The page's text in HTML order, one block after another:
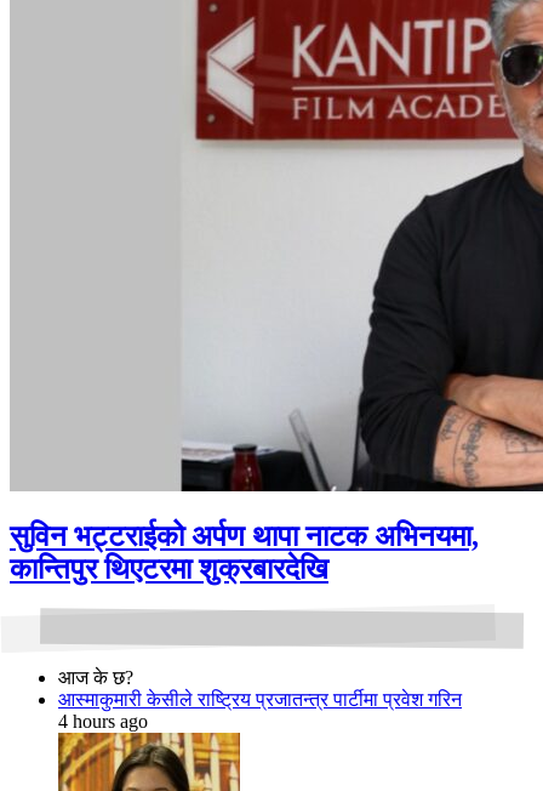
सुविन भट्टराईको अर्पण थापा नाटक अभिनयमा,
कान्तिपुर थिएटरमा शुक्रबारदेखि
आज के छ?
आस्माकुमारी केसीले राष्ट्रिय प्रजातन्त्र पार्टीमा प्रवेश गरिन
4 hours ago